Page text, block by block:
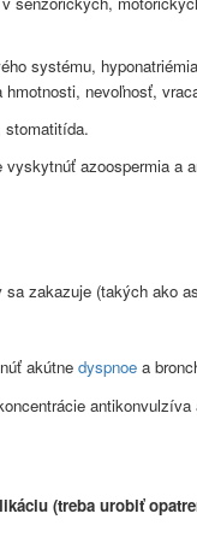
systému,
nevoľnosť,
stomatitída.
azoospermia
zakazuje (takých ako
akútne dyspnoe a
(treba urobiť